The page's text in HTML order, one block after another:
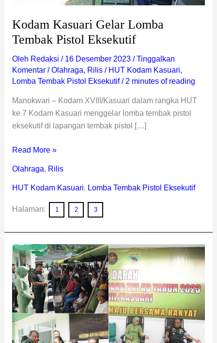
Kodam Kasuari Gelar Lomba
Tembak Pistol Eksekutif
Oleh Redaksi / 16 Desember 2023 / Tinggalkan
Komentar / Olahraga, Rilis/ HUT Kodam Kasuari,
Lomba Tembak Pistol Eksekutif/ 2 minutes of reading
Manokwari – Kodam XVIII/Kasuari dalam rangka HUT
ke 7 Kodam Kasuari menggelar lomba tembak pistol
eksekutif di lapangan tembak pistol […]
Read More »
Olahraga, Rilis
HUT Kodam Kasuari, Lomba Tembak Pistol Eksekutif
Halaman: 1 2 3
Donor
Darah
dan
Berobat
Gratis
Kodam
Kasuari
Tembus